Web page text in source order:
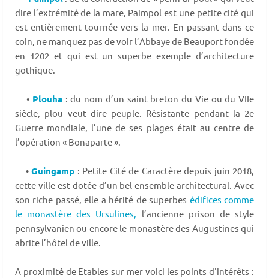
dire l’extrémité de la mare, Paimpol est une petite cité qui
est entièrement tournée vers la mer. En passant dans ce
coin, ne manquez pas de voir l’Abbaye de Beauport fondée
en 1202 et qui est un superbe exemple d’architecture
gothique.
• Plouha: du nom d’un saint breton du Vie ou du VIIe
siècle, plou veut dire peuple. Résistante pendant la 2e
Guerre mondiale, l’une de ses plages était au centre de
l’opération « Bonaparte ».
•Guingamp : Petite Cité de Caractère depuis juin 2018,
cette ville est dotée d’un bel ensemble architectural. Avec
son riche passé, elle a hérité de superbes édifices comme
le monastère des Ursulines, l’ancienne prison de style
pennsylvanien ou encore le monastère des Augustines qui
abrite l’hôtel de ville.
A proximité de Etables sur mer voici les points d'intérêts :